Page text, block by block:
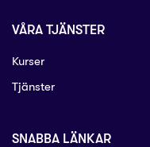
VÅRA TJÄNSTER
Kurser
Tjänster
SNABBA LÄNKAR